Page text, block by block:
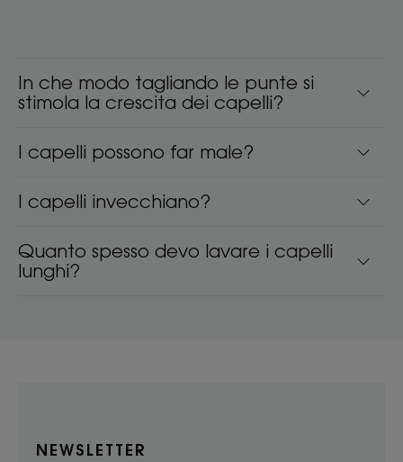
In che modo tagliando le punte si
stimola la crescita dei capelli?
I capelli possono far male?
I capelli invecchiano?
Quanto spesso devo lavare i capelli
lunghi?
NEWSLETTER